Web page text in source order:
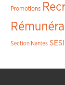
Promotions
Section Nantes